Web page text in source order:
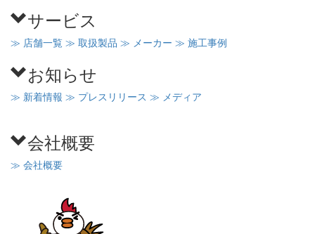
サービス
≫ 店舗一覧 ≫ 取扱製品 ≫ メーカー ≫ 施工事例
お知らせ
≫ 新着情報 ≫ プレスリリース ≫ メディア
会社概要
≫ 会社概要